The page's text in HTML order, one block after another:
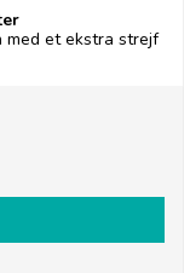
med et ekstra strejf